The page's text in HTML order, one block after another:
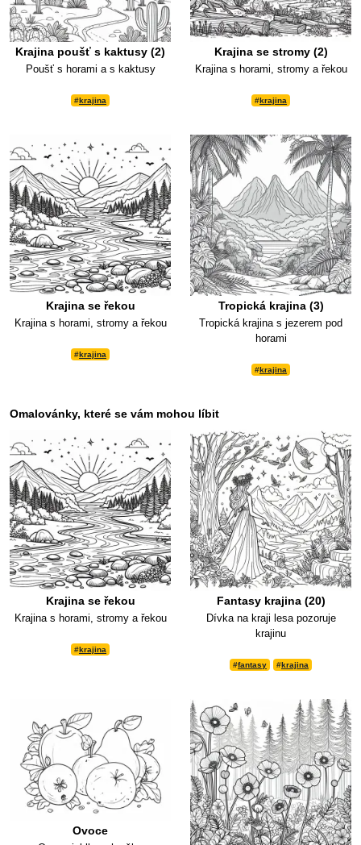
Krajina poušť s kaktusy (2)
Poušť s horami a s kaktusy
#krajina
Krajina se stromy (2)
Krajina s horami, stromy a řekou
#krajina
Krajina se řekou
Krajina s horami, stromy a řekou
#krajina
Tropická krajina (3)
Tropická krajina s jezerem pod
horami
#krajina
Omalovánky, které se vám mohou líbit
Krajina se řekou
Krajina s horami, stromy a řekou
#krajina
Fantasy krajina (20)
Dívka na kraji lesa pozoruje
krajinu
#fantasy #krajina
Ovoce